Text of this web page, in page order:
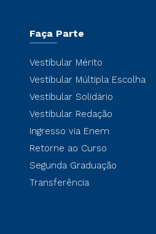
Faça Parte
Vestibular Mérito
Vestibular Múltipla Escolha
Vestibular Solidário
Vestibular Redação
Ingresso via Enem
Retorne ao Curso
Segunda Graduação
Transferência